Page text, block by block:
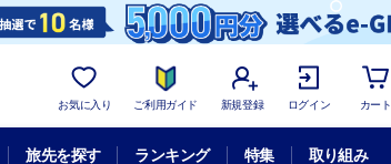
お気に入り ご利用ガイド 新規登録 ログイン カート
旅先を探す ランキング 特集 取り組み